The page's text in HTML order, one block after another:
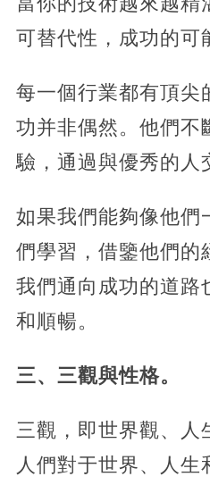
可替代性，成功的可
每一個行業都有頂尖
功并非偶然。他們不
驗，通過與優秀的人
如果我們能夠像他們
們學習，借鑒他們的
我們通向成功的道路
和順暢。
三、三觀與性格。
三觀，即世界觀、人
人們對于世界、人生